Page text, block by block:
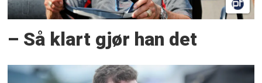
– Så klart gjør han det